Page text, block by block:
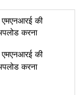
एमएनआरई की
करना
एमएनआरई की
करना